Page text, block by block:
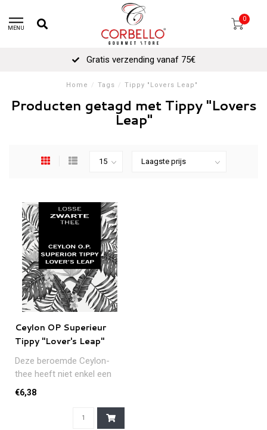
MENU
0
Gratis verzending vanaf 75€
Home / Tags / Tippy "Lovers Leap"
Producten getagd met Tippy "Lovers
Leap"
Ceylon OP Superieur
Tippy "Lover's Leap"
Deze beroemde Ceylon-
thee heeft niet enkel een
romantische naam maar
biedt, voor..
€6,38